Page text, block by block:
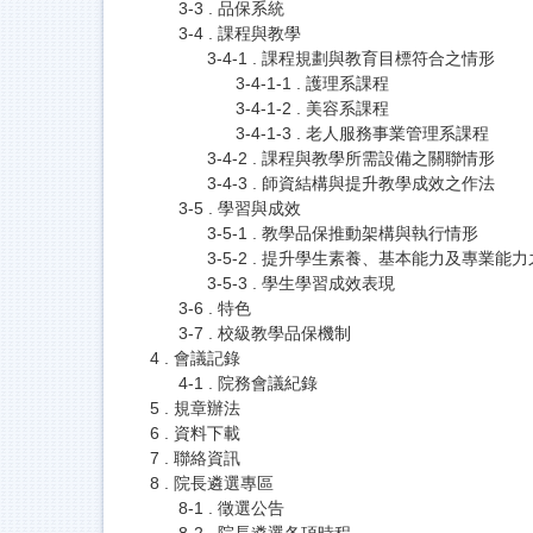
3-3 . 品保系統
3-4 . 課程與教學
3-4-1 . 課程規劃與教育目標符合之情形
3-4-1-1 . 護理系課程
3-4-1-2 . 美容系課程
3-4-1-3 . 老人服務事業管理系課程
3-4-2 . 課程與教學所需設備之關聯情形
3-4-3 . 師資結構與提升教學成效之作法
3-5 . 學習與成效
3-5-1 . 教學品保推動架構與執行情形
3-5-2 . 提升學生素養、基本能力及專業能力
3-5-3 . 學生學習成效表現
3-6 . 特色
3-7 . 校級教學品保機制
4 . 會議記錄
4-1 . 院務會議紀錄
5 . 規章辦法
6 . 資料下載
7 . 聯絡資訊
8 . 院長遴選專區
8-1 . 徵選公告